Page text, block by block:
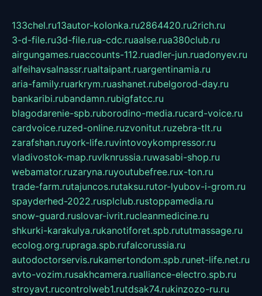
133chel.ru13autor-kolonka.ru2864420.ru2rich.ru
3-d-file.ru3d-file.rua-cdc.ruaalse.rua380club.ru
airgungames.ruaccounts-112.ruadler-jun.ruadonyev.ru
alfeihavsalnassr.rualtaipant.ruargentinamia.ru
aria-family.ruarkrym.ruashanet.rubelgorod-day.ru
bankaribi.rubandamn.rubigfatcc.ru
blagodarenie-spb.ruborodino-media.rucard-voice.ru
cardvoice.ruzed-online.ruzvonitut.ruzebra-tlt.ru
zarafshan.ruyork-life.ruvintovoykompressor.ru
vladivostok-map.ruvlknrussia.ruwasabi-shop.ru
webamator.ruzaryna.ruyoutubefree.rux-ton.ru
trade-farm.rutajuncos.rutaksu.rutor-lyubov-i-grom.ru
spayderhed-2022.rusplclub.rustoppamedia.ru
snow-guard.ruslovar-ivrit.rucleanmedicine.ru
shkurki-karakulya.rukanotiforet.spb.rututmassage.ru
ecolog.org.rupraga.spb.rufalcorussia.ru
autodoctorservis.rukamertondom.spb.runet-life.net.ru
avto-vozim.rusakhcamera.rualliance-electro.spb.ru
stroyavt.rucontrolweb1.rutdsak74.rukinzozo-ru.ru